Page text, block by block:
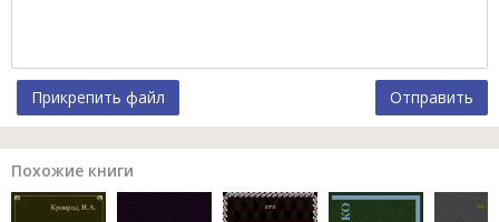
Прикрепить файл Отправить
Похожие книги